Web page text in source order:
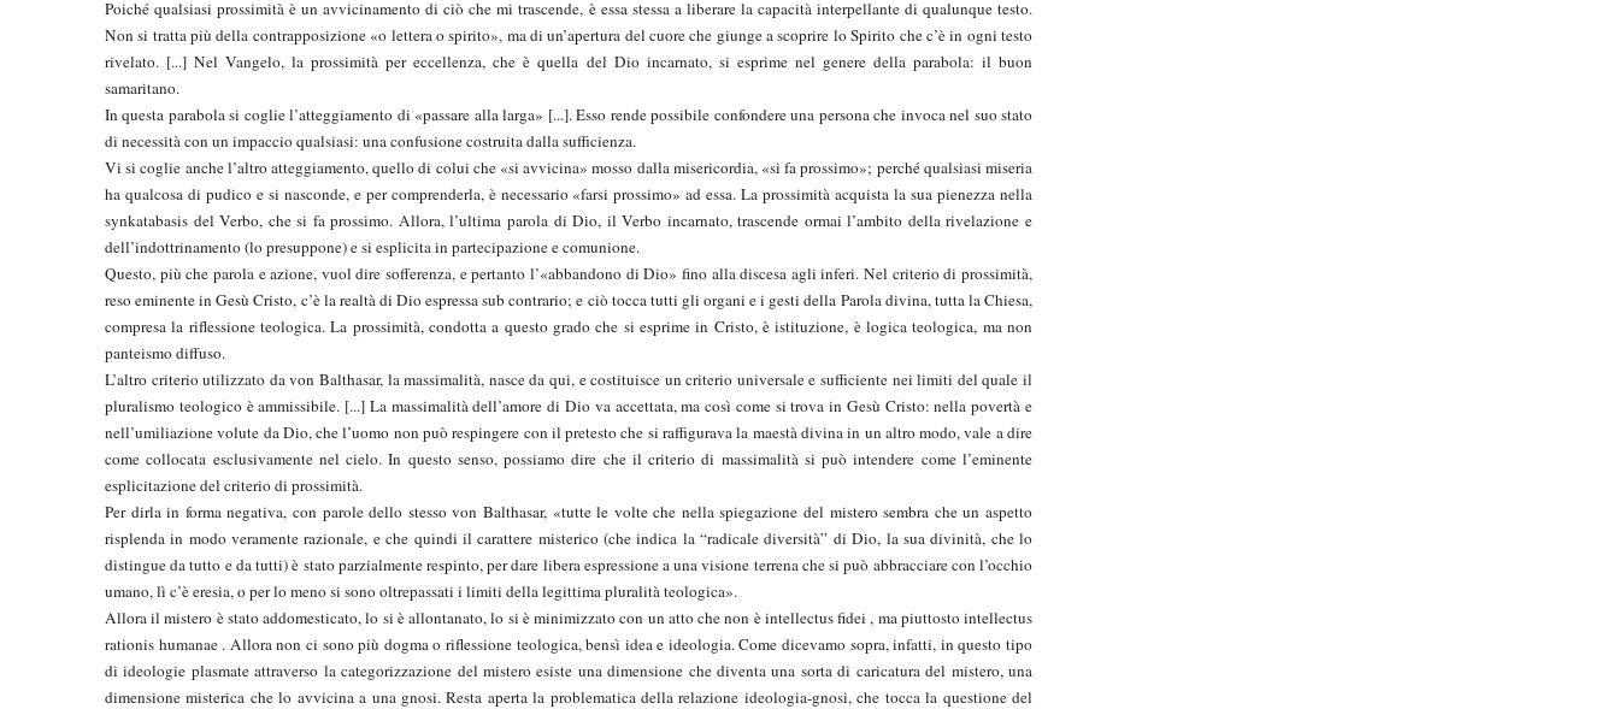
Poiché qualsiasi prossimità è un avvicinamento di ciò che mi trascende, è essa stessa a liberare la capacità interpellante di qualunque testo.
Non si tratta più della contrapposizione «o lettera o spirito», ma di un’apertura del cuore che giunge a scoprire lo Spirito che c’è in ogni testo
rivelato. [...] Nel Vangelo, la prossimità per eccellenza, che è quella del Dio incarnato, si esprime nel genere della parabola: il buon
samaritano.
In questa parabola si coglie l’atteggiamento di «passare alla larga» [...]. Esso rende possibile confondere una persona che invoca nel suo stato
di necessità con un impaccio qualsiasi: una confusione costruita dalla sufficienza.
Vi si coglie anche l’altro atteggiamento, quello di colui che «si avvicina» mosso dalla misericordia, «si fa prossimo»; perché qualsiasi miseria
ha qualcosa di pudico e si nasconde, e per comprenderla, è necessario «farsi prossimo» ad essa. La prossimità acquista la sua pienezza nella
synkatabasis del Verbo, che si fa prossimo. Allora, l’ultima parola di Dio, il Verbo incarnato, trascende ormai l’ambito della rivelazione e
dell’indottrinamento (lo presuppone) e si esplicita in partecipazione e comunione.
Questo, più che parola e azione, vuol dire sofferenza, e pertanto l’«abbandono di Dio» fino alla discesa agli inferi. Nel criterio di prossimità,
reso eminente in Gesù Cristo, c’è la realtà di Dio espressa sub contrario; e ciò tocca tutti gli organi e i gesti della Parola divina, tutta la Chiesa,
compresa la riflessione teologica. La prossimità, condotta a questo grado che si esprime in Cristo, è istituzione, è logica teologica, ma non
panteismo diffuso.
L’altro criterio utilizzato da von Balthasar, la massimalità, nasce da qui, e costituisce un criterio universale e sufficiente nei limiti del quale il
pluralismo teologico è ammissibile. [...] La massimalità dell’amore di Dio va accettata, ma così come si trova in Gesù Cristo: nella povertà e
nell’umiliazione volute da Dio, che l’uomo non può respingere con il pretesto che si raffigurava la maestà divina in un altro modo, vale a dire
come collocata esclusivamente nel cielo. In questo senso, possiamo dire che il criterio di massimalità si può intendere come l’eminente
esplicitazione del criterio di prossimità.
Per dirla in forma negativa, con parole dello stesso von Balthasar, «tutte le volte che nella spiegazione del mistero sembra che un aspetto
risplenda in modo veramente razionale, e che quindi il carattere misterico (che indica la “radicale diversità” di Dio, la sua divinità, che lo
distingue da tutto e da tutti) è stato parzialmente respinto, per dare libera espressione a una visione terrena che si può abbracciare con l’occhio
umano, lì c’è eresia, o per lo meno si sono oltrepassati i limiti della legittima pluralità teologica».
Allora il mistero è stato addomesticato, lo si è allontanato, lo si è minimizzato con un atto che non è intellectus fidei , ma piuttosto intellectus
rationis humanae . Allora non ci sono più dogma o riflessione teologica, bensì idea e ideologia. Come dicevamo sopra, infatti, in questo tipo
di ideologie plasmate attraverso la categorizzazione del mistero esiste una dimensione che diventa una sorta di caricatura del mistero, una
dimensione misterica che lo avvicina a una gnosi. Resta aperta la problematica della relazione ideologia-gnosi, che tocca la questione del